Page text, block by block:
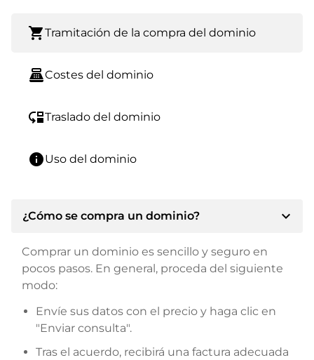
shopping_cartTramitación de la compra del dominio
point_of_saleCostes del dominio
move_downTraslado del dominio
infoUso del dominio
¿Cómo se compra un dominio? expand_more
Comprar un dominio es sencillo y seguro en
pocos pasos. En general, proceda del siguiente
modo:
Envíe sus datos con el precio y haga clic en
"Enviar consulta".
Tras el acuerdo, recibirá una factura adecuada